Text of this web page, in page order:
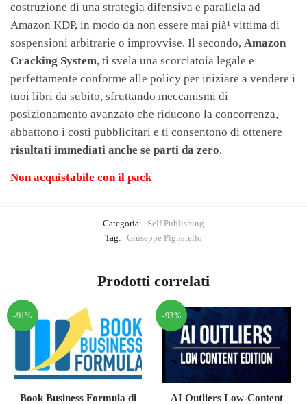
costruzione di una strategia difensiva e parallela ad
Amazon KDP, in modo da non essere mai pià¹ vittima di
sospensioni arbitrarie o improvvise. Il secondo, Amazon
Cracking System, ti svela una scorciatoia legale e
perfettamente conforme alle policy per iniziare a vendere i
tuoi libri da subito, sfruttando meccanismi di
posizionamento avanzato che riducono la concorrenza,
abbattono i costi pubblicitari e ti consentono di ottenere
risultati immediati anche se parti da zero.
Non acquistabile con il pack
Categoria:
Self Publishing
Tag: Giuseppe Pignatello
Prodotti correlati
-91%
Book Business Formula di
-93%
AI Outliers Low-Content